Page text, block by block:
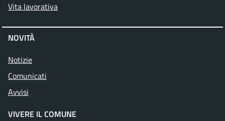
Vita lavorativa
NOVITÀ
Notizie
Comunicati
Avvisi
VIVERE IL COMUNE